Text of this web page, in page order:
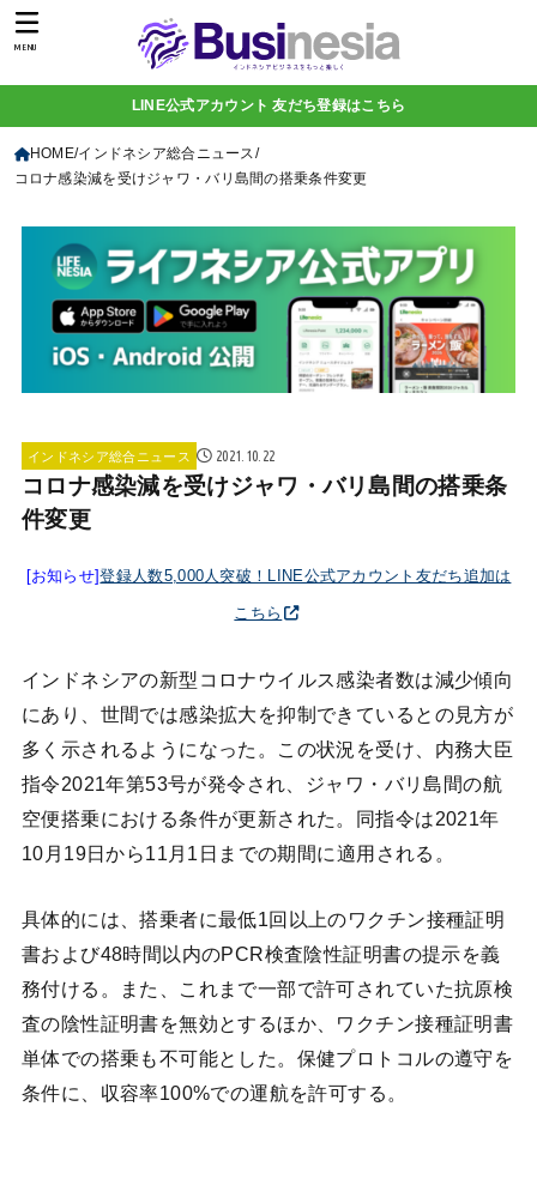
MENU
LINE公式アカウント 友だち登録はこちら
HOME インドネシア総合ニュース
コロナ感染減を受けジャワ・バリ島間の搭乗条件変更
インドネシア総合ニュース 2021.10.22
コロナ感染減を受けジャワ・バリ島間の搭乗条
件変更
[お知らせ]登録人数5,000人突破！LINE公式アカウント友だち追加は
こちら
インドネシアの新型コロナウイルス感染者数は減少傾向
にあり、世間では感染拡大を抑制できているとの見方が
多く示されるようになった。この状況を受け、内務大臣
指令2021年第53号が発令され、ジャワ・バリ島間の航
空便搭乗における条件が更新された。同指令は2021年
10月19日から11月1日までの期間に適用される。
具体的には、搭乗者に最低1回以上のワクチン接種証明
書および48時間以内のPCR検査陰性証明書の提示を義
務付ける。また、これまで一部で許可されていた抗原検
査の陰性証明書を無効とするほか、ワクチン接種証明書
単体での搭乗も不可能とした。保健プロトコルの遵守を
条件に、収容率100%での運航を許可する。